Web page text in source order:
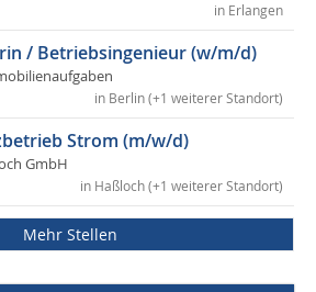
in Erlangen
/ Betriebsingenieur (w/m/d)
in Berlin (+1 weiterer Standort)
Strom (m/w/d)
GmbH
in Haßloch (+1 weiterer Standort)
Mehr Stellen